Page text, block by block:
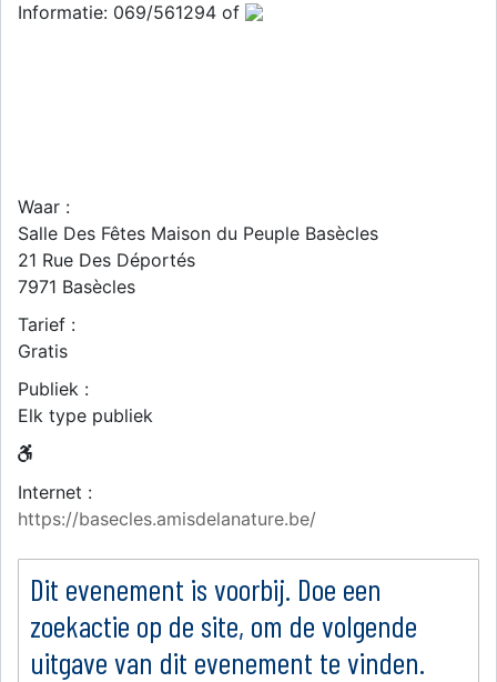
Informatie: 069/561294 of
Waar :
Salle Des Fêtes Maison du Peuple Basècles
21 Rue Des Déportés
7971 Basècles
Tarief :
Gratis
Publiek :
Elk type publiek
Internet :
https://basecles.amisdelanature.be/
Dit evenement is voorbij. Doe een
zoekactie op de site, om de volgende
uitgave van dit evenement te vinden.